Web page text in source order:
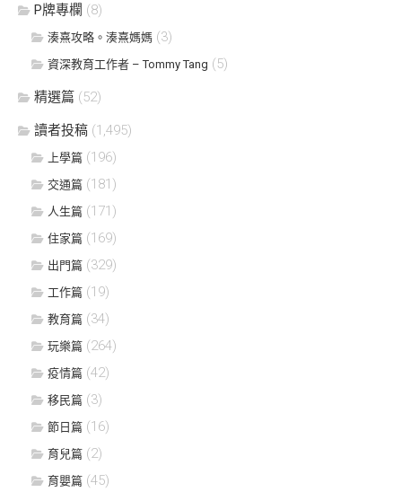
P牌專欄 (8)
湊熹攻略。湊熹媽媽 (3)
資深教育工作者 – Tommy Tang (5)
精選篇 (52)
讀者投稿 (1,495)
上學篇 (196)
交通篇 (181)
人生篇 (171)
住家篇 (169)
出門篇 (329)
工作篇 (19)
教育篇 (34)
玩樂篇 (264)
疫情篇 (42)
移民篇 (3)
節日篇 (16)
育兒篇 (2)
育嬰篇 (45)